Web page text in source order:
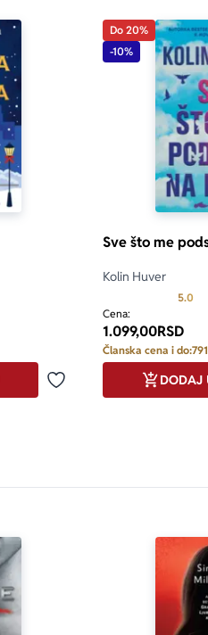
Dodaj u omiljene
Do 20%
-10%
Sve što me
Kolin Huver
5.0
Cena:
1.099,00RSD
Članska cena i do:
DODAJ